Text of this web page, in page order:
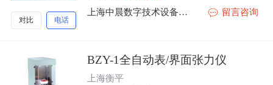
对比 电话
上海中晨数字技术设备有限公司
留言咨询
BZY-1全自动表/界面张力仪
上海衡平